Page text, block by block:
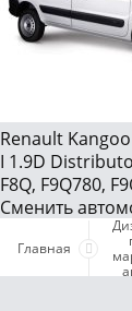
Магазин
Дизели
Renault Kangoo
I 1.9D
F8Q, F9Q780,
Сменить
Главная